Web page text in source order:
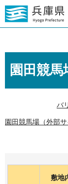
園田競
バ
園田競馬場（外部サ
敷地